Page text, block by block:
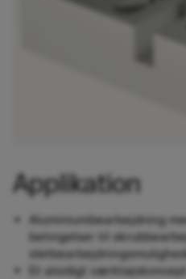
Applikation​
Aluminiumbearbejdning
betingelser til
Et alsidigt